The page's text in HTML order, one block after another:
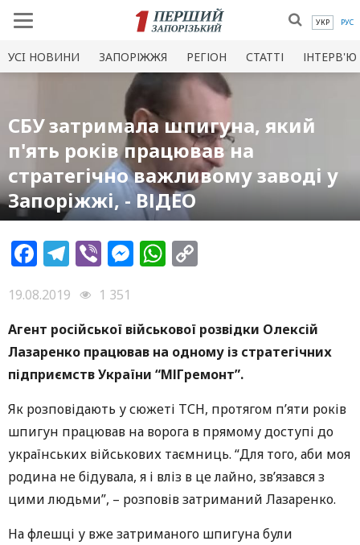
УКР РУС
УСI НОВИНИ ЗАПОРІЖЖЯ РЕГІОН СТАТТІ ІНТЕРВ'Ю
СБУ затримала шпигуна, який
п'ять років працював на
стратегічно важливому заводі у
Запоріжжі, - ВІДЕО
Facebook
Telegram
ViberMessenger
WhatsApp
19.08.2019
1 351
Агент російської військової розвідки Олексій
Лазаренко працював на одному із стратегічних
підприємств України “МІГремонт”.
Як розповідають у сюжеті ТСН, протягом п’яти років
шпигун працював на ворога в прямому доступі до
українських військових таємниць. “Для того, аби моя
родина не бідувала, я і вліз в це лайно, зв’язався з
цими людьми”, – розповів затриманий Лазаренко.
На флешці у вже затриманого шпигуна були